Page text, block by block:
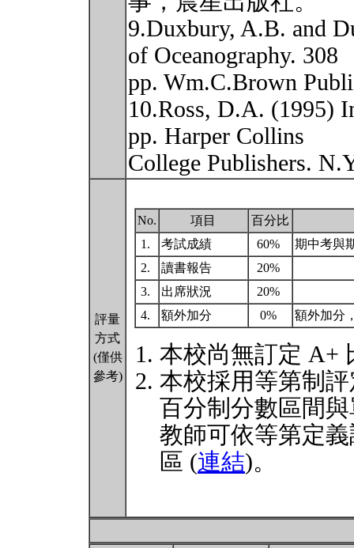
9.Duxbury, A.B. and
of Oceanography. 308
pp. Wm.C.Brown
10.Ross, D.A. (1995)
pp. Harper Collins
College Publishers.
評量
方式
(僅供
參考)
No. 項目
百分比
1.
考試成績 60%
期中考與
2.
讀書報告
20%
3.
出席狀況
20%
4.
額外加分 0% 額外加分
本校尚無訂定 A+
本校採用等第制
百分制分數區間
教師可依等第定
區 (連結)。